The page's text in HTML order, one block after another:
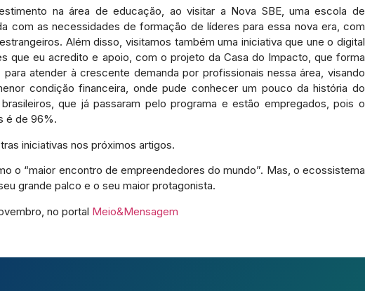
na área de educação, ao visitar a Nova SBE, uma escola de
com as necessidades de formação de líderes para essa nova era, com
Além disso, visitamos também uma iniciativa que une o digital
que eu acredito e apoio, com o projeto da Casa do Impacto, que forma
para atender à crescente demanda por profissionais nessa área, visando
condição financeira, onde pude conhecer um pouco da história do
que já passaram pelo programa e estão empregados, pois o
é de 96%.
iniciativas nos próximos artigos.
o “maior encontro de empreendedores do mundo”. Mas, o ecossistema
grande palco e o seu maior protagonista.
no portal Meio&Mensagem